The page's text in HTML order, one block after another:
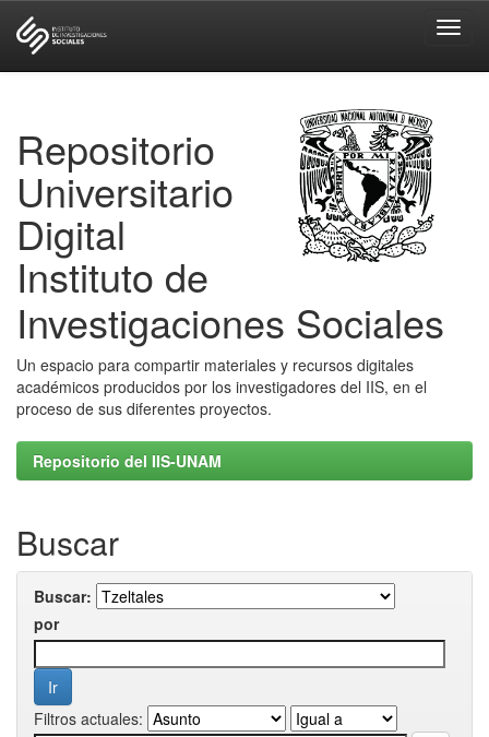
Repositorio
Universitario
Digital
Instituto de
Investigaciones Sociales
Un espacio para compartir materiales y recursos digitales
académicos producidos por los investigadores del IIS, en el
proceso de sus diferentes proyectos.
Repositorio del IIS-UNAM
Buscar
Buscar:
por
Filtros actuales: